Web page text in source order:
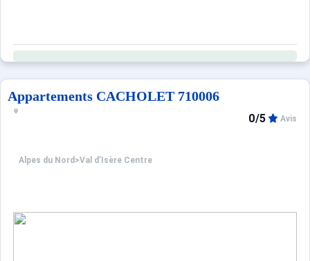
Appartements CACHOLET 710006
Alpes du Nord >Val d’Isère Centre
0/5 Avis